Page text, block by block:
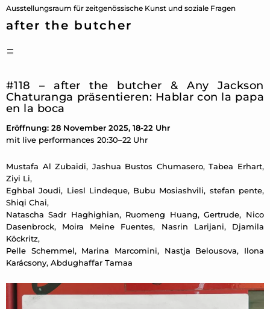
Ausstellungsraum für zeitgenössische Kunst und soziale Fragen
after the butcher
Zum
Inhalt
#118 – after the butcher & Any Jackson
Chaturanga präsentieren: Hablar con la papa
en la boca
Eröffnung: 28 November 2025, 18-22 Uhr
mit live performances 20:30–22 Uhr
Mustafa Al Zubaidi, Jashua Bustos Chumasero, Tabea Erhart,
Ziyi Li,
Eghbal Joudi, Liesl Lindeque, Bubu Mosiashvili, stefan pente,
Shiqi Chai,
Natascha Sadr Haghighian, Ruomeng Huang, Gertrude, Nico
Dasenbrock, Moira Meine Fuentes, Nasrin Larijani, Djamila
Köckritz,
Pelle Schemmel, Marina Marcomini, Nastja Belousova, Ilona
Karácsony, Abdughaffar Tamaa